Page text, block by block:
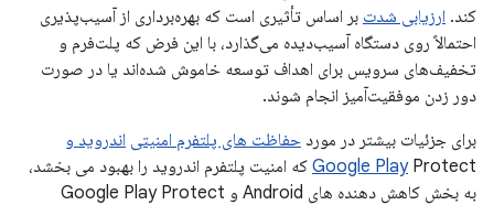
کند. ارزیابی شدت بر اساس تأثیری است که بهره‌برداری از آسیب‌پذیری
احتمالاً روی دستگاه آسیب‌دیده می‌گذارد، با این فرض که پلت‌فرم و
تخفیف‌های سرویس برای اهداف توسعه خاموش شده‌اند یا در صورت
دور زدن موفقیت‌آمیز انجام شوند.
برای جزئیات بیشتر در مورد حفاظت های پلتفرم امنیتی اندروید و
Google Play Protect که امنیت پلتفرم اندروید را بهبود می بخشد،
به بخش کاهش دهنده های Android و Google Play Protect